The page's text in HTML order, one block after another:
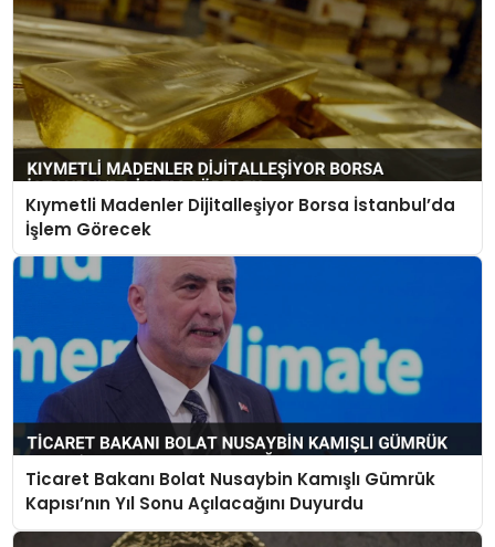
Kıymetli Madenler Dijitalleşiyor Borsa İstanbul’da
İşlem Görecek
Ticaret Bakanı Bolat Nusaybin Kamışlı Gümrük
Kapısı’nın Yıl Sonu Açılacağını Duyurdu